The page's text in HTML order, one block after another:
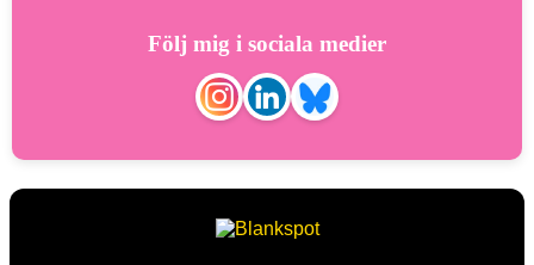
Följ mig i sociala medier